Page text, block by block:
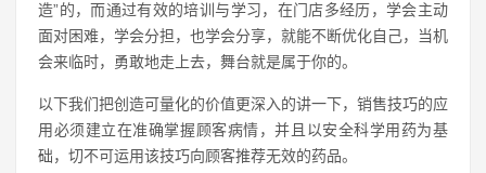
造”的，而通过有效的培训与学习，在门店多经历，学会主动
面对困难，学会分担，也学会分享，就能不断优化自己，当机
会来临时，勇敢地走上去，舞台就是属于你的。
以下我们把创造可量化的价值更深入的讲一下，销售技巧的应
用必须建立在准确掌握顾客病情，并且以安全科学用药为基
础，切不可运用该技巧向顾客推荐无效的药品。